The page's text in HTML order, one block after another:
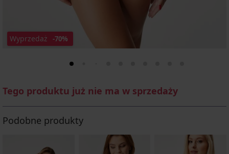
Wyprzedaż -70%
Tego produktu już nie ma w sprzedaży
Podobne produkty